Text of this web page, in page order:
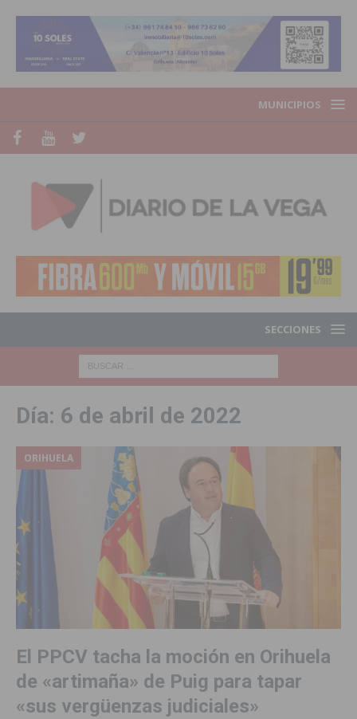
MUNICIPIOS
SECCIONES
Día: 6 de abril de 2022
ORIHUELA
El PPCV tacha la moción en Orihuela
de «artimaña» de Puig para tapar
«sus vergüenzas judiciales»